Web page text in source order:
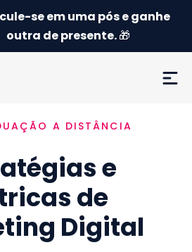
se em uma pós e ganhe
outra de presente.🎁
A DISTÂNCIA
e
de
Digital